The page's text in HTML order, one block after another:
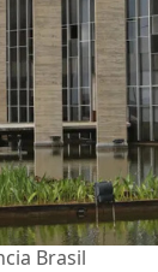
Brasil